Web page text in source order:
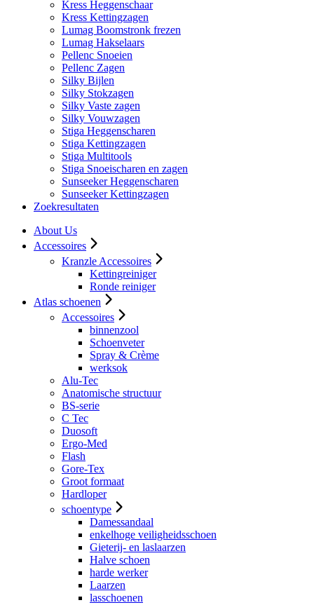
Kress Heggenschaar
Kress Kettingzagen
Lumag Boomstronk frezen
Lumag Hakselaars
Pellenc Snoeien
Pellenc Zagen
Silky Bijlen
Silky Stokzagen
Silky Vaste zagen
Silky Vouwzagen
Stiga Heggenscharen
Stiga Kettingzagen
Stiga Multitools
Stiga Snoeischaren en zagen
Sunseeker Heggenscharen
Sunseeker Kettingzagen
Zoekresultaten
About Us
Accessoires
Kranzle Accessoires
Kettingreiniger
Ronde reiniger
Atlas schoenen
Accessoires
binnenzool
Schoenveter
Spray & Crème
werksok
Alu-Tec
Anatomische structuur
BS-serie
C Tec
Duosoft
Ergo-Med
Flash
Gore-Tex
Groot formaat
Hardloper
schoentype
Damessandaal
enkelhoge veiligheidsschoen
Gieterij- en laslaarzen
Halve schoen
harde werker
Laarzen
lasschoenen